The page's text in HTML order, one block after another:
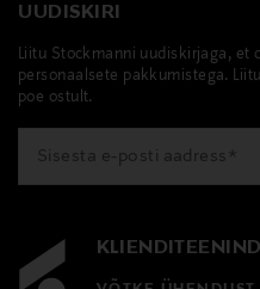
Märksõnad
ripsmetušš
UUDISKIRI
Liitu Stockmanni uudiskirjaga, et
personaalsete pakkumistega.
poe ostult.